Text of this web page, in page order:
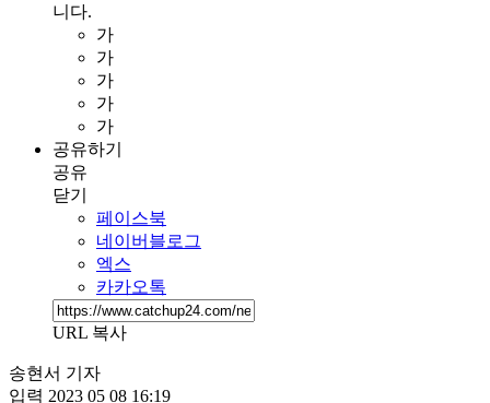
니다.
가
가
가
가
가
공유하기
공유
닫기
페이스북
네이버블로그
엑스
카카오톡
URL 복사
송현서 기자
입력 2023 05 08 16:19